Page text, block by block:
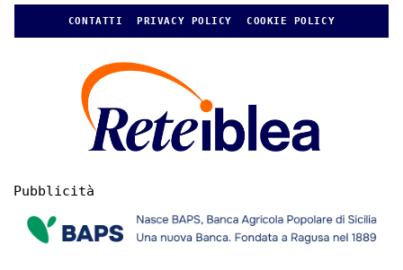
CONTATTI PRIVACY POLICY COOKIE POLICY
Pubblicità